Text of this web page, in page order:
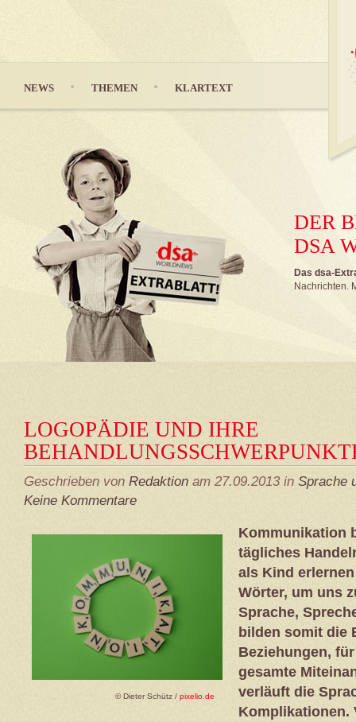
DER
DSA
Das dsa-
Nachrichten.
NEWS THEMEN KLARTEXT
LOGOPÄDIE UND IHRE
Geschrieben von Redaktion am 27.09.2013 in Sprache
Keine Kommentare
© Dieter Schütz / pixelio.de
Kommunikation
tägliches
als Kind
Wörter, um uns
Sprache,
bilden somit die
Beziehungen,
gesamte
verläuft die
Komplikationen.